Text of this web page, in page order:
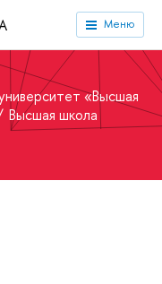
Меню
«Высшая
Высшая школа